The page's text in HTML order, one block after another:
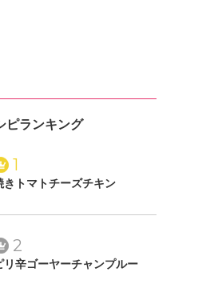
ピランキング
1
きトマトチーズチキン
2
リ辛ゴーヤーチャンプルー